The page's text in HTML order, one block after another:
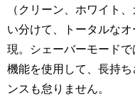
（クリーン、ホワイト
い分けて、トータルな
現。シェーバーモード
機能を使用して、長持
ンスも怠りません。